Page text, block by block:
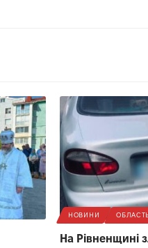
НОВИНИ
На Рівненщині